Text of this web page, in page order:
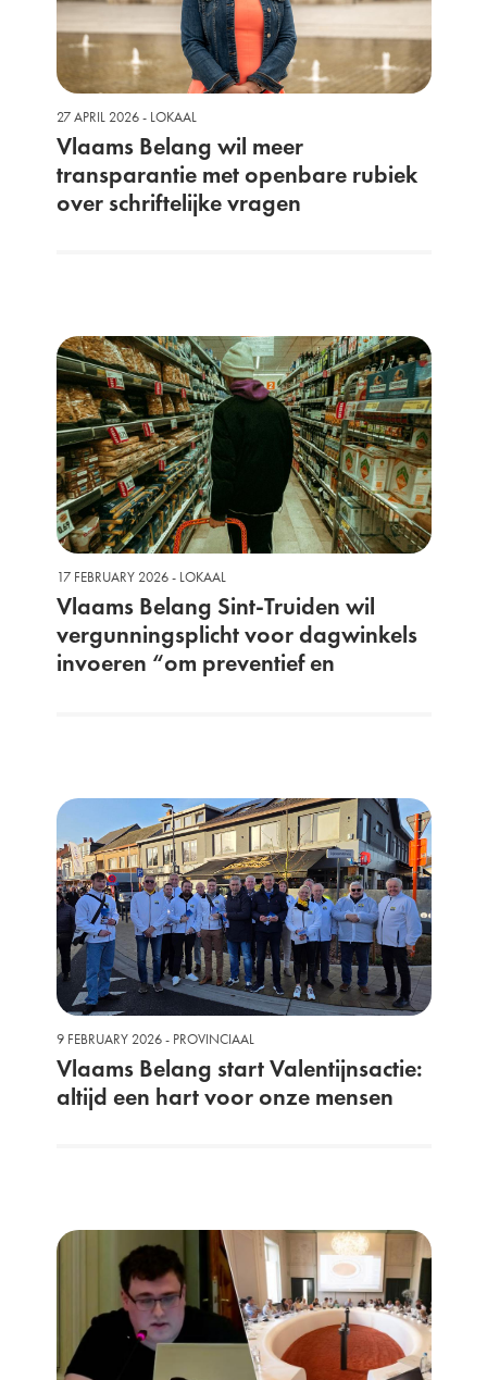
27 APRIL 2026 - LOKAAL
Vlaams Belang wil meer
transparantie met openbare rubiek
over schriftelijke vragen
17 FEBRUARY 2026 - LOKAAL
Vlaams Belang Sint-Truiden wil
vergunningsplicht voor dagwinkels
invoeren “om preventief en
9 FEBRUARY 2026 - PROVINCIAAL
Vlaams Belang start Valentijnsactie:
altijd een hart voor onze mensen